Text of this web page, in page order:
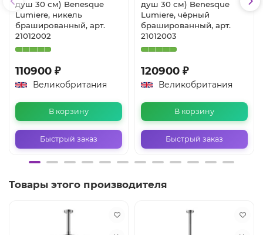
душ 30 см) Benesque
Lumiere, никель
брашированный, арт.
21012002
110900 ₽
Великобритания
В корзину
Быстрый заказ
душ 30 см) Benesque
Lumiere, чёрный
брашированный, арт.
21012003
120900 ₽
Великобритания
В корзину
Быстрый заказ
Товары этого производителя